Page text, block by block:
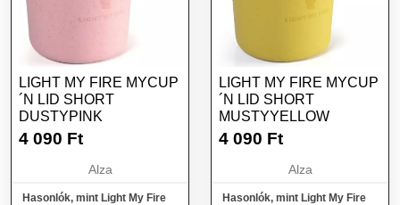
LIGHT MY FIRE MYCUP
´N LID SHORT
DUSTYPINK
4 090 Ft
Alza
Hasonlók, mint Light My Fire
LIGHT MY FIRE MYCUP
´N LID SHORT
MUSTYYELLOW
4 090 Ft
Alza
Hasonlók, mint Light My Fire